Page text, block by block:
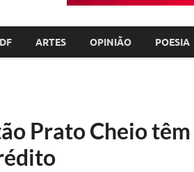
ARTES OPINIÃO POESIA
Prato Cheio